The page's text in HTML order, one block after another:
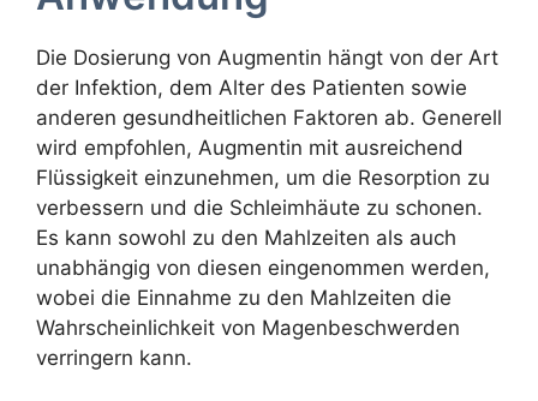
Die Dosierung von Augmentin hängt von der Art
der Infektion, dem Alter des Patienten sowie
anderen gesundheitlichen Faktoren ab. Generell
wird empfohlen, Augmentin mit ausreichend
Flüssigkeit einzunehmen, um die Resorption zu
verbessern und die Schleimhäute zu schonen.
Es kann sowohl zu den Mahlzeiten als auch
unabhängig von diesen eingenommen werden,
wobei die Einnahme zu den Mahlzeiten die
Wahrscheinlichkeit von Magenbeschwerden
verringern kann.